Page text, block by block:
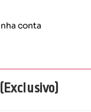
conta